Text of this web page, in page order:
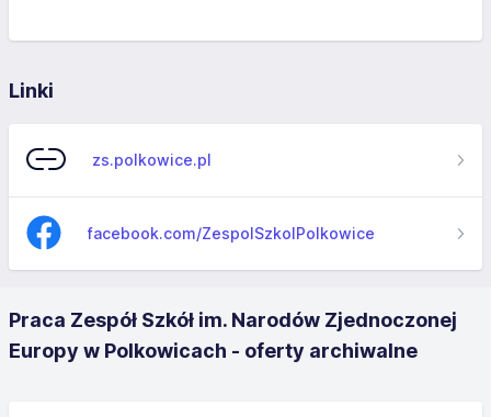
Linki
zs.polkowice.pl
facebook.com/ZespolSzkolPolkowice
Praca Zespół Szkół im. Narodów Zjednoczonej
Europy w Polkowicach - oferty archiwalne